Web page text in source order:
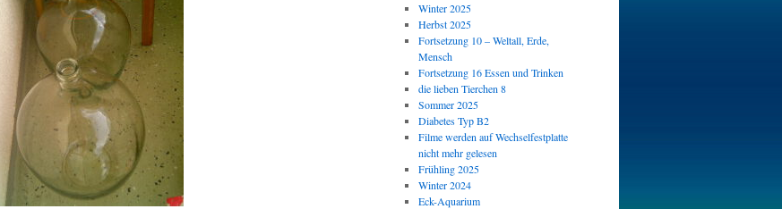
Winter 2025
Herbst 2025
Fortsetzung 10 – Weltall, Erde,
Mensch
Fortsetzung 16 Essen und Trinken
die lieben Tierchen 8
Sommer 2025
Diabetes Typ B2
Filme werden auf Wechselfestplatte
nicht mehr gelesen
Frühling 2025
Winter 2024
Eck-Aquarium